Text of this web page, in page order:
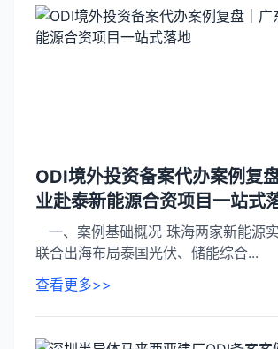
ODI境外投资备案代办案例复
业赴泰新能源合资项目一站式
一、案例基础概况 珠海两家新能源
联合出海布局泰国光伏、储能综合...
查看更多>>